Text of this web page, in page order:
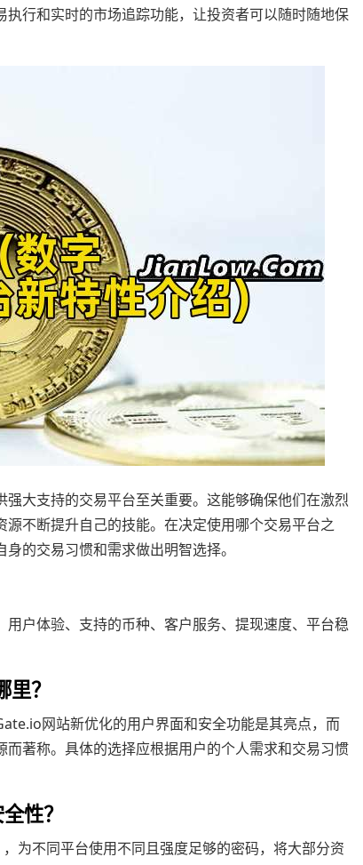
行和实时的市场追踪功能，让投资者可以随时随地保
大支持的交易平台至关重要。这能够确保他们在激烈
不断提升自己的技能。在决定使用哪个交易平台之
的交易习惯和需求做出明智选择。
户体验、支持的币种、客户服务、提现速度、平台稳
？
网站新优化的用户界面和安全功能是其亮点，而
著称。具体的选择应根据用户的个人需求和交易习惯
性？
为不同平台使用不同且强度足够的密码，将大部分资